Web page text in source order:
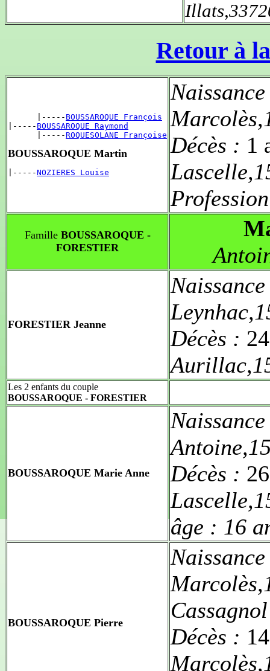
Retour à
      |-----
BOUSSAROQUE François
|----- BOUSSAROQUE Raymond
      |-----
ROQUESOLANE Françoise
BOUSSAROQUE Martin
|-----NOZIERES Louise
Décès : 1
FamilleBOUSSAROQUE -
FORESTIER
FORESTIER Jeanne
Décès :
Les 2 enfants du couple
BOUSSAROQUE - FORESTIER
BOUSSAROQUE Marie Anne
Décès :
âge : 16
BOUSSAROQUE Pierre
Cassagnol
Décès :